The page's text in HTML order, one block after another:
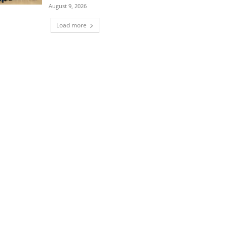
August 9, 2026
Load more